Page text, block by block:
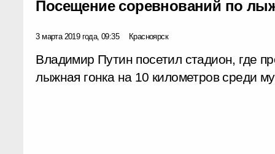
Посещение соревнований по
3 марта 2019 года, 09:35 Красноярск
Владимир Путин посетил стадион, где
лыжная гонка на 10 километров среди